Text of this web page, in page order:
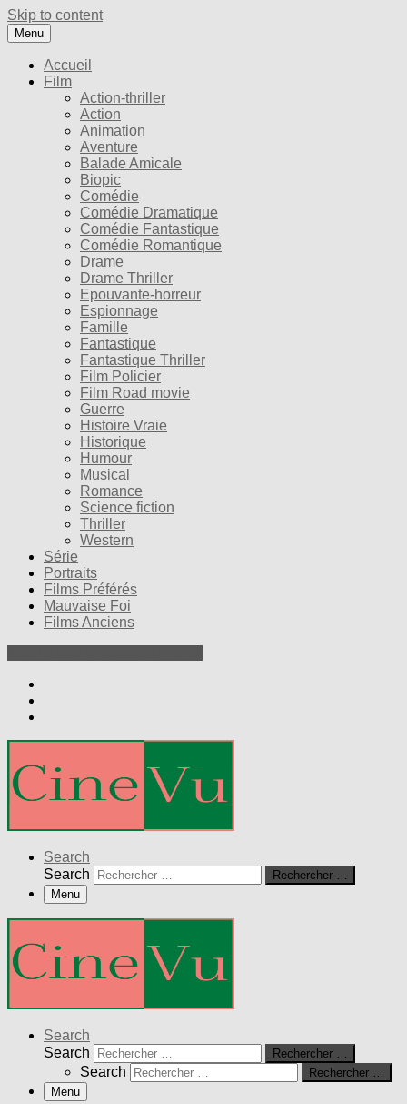
Skip to content
Menu
Accueil
Film
Action-thriller
Action
Animation
Aventure
Balade Amicale
Biopic
Comédie
Comédie Dramatique
Comédie Fantastique
Comédie Romantique
Drame
Drame Thriller
Epouvante-horreur
Espionnage
Famille
Fantastique
Fantastique Thriller
Film Policier
Film Road movie
Guerre
Histoire Vraie
Historique
Humour
Musical
Romance
Science fiction
Thriller
Western
Série
Portraits
Films Préférés
Mauvaise Foi
Films Anciens
Search
Search
Rechercher …
Menu
Search
Search
Rechercher …
Search
Rechercher …
Menu